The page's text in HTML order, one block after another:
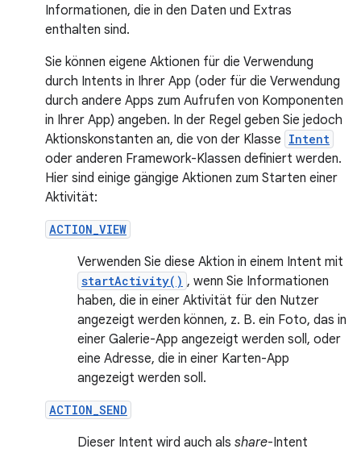
Informationen, die in den Daten und Extras
enthalten sind.
Sie können eigene Aktionen für die Verwendung
durch Intents in Ihrer App (oder für die Verwendung
durch andere Apps zum Aufrufen von Komponenten
in Ihrer App) angeben. In der Regel geben Sie jedoch
Aktionskonstanten an, die von der Klasse Intent
oder anderen Framework-Klassen definiert werden.
Hier sind einige gängige Aktionen zum Starten einer
Aktivität:
ACTION_VIEW
Verwenden Sie diese Aktion in einem Intent mit
startActivity() , wenn Sie Informationen
haben, die in einer Aktivität für den Nutzer
angezeigt werden können, z. B. ein Foto, das in
einer Galerie-App angezeigt werden soll, oder
eine Adresse, die in einer Karten-App
angezeigt werden soll.
ACTION_SEND
Dieser Intent wird auch als share-Intent